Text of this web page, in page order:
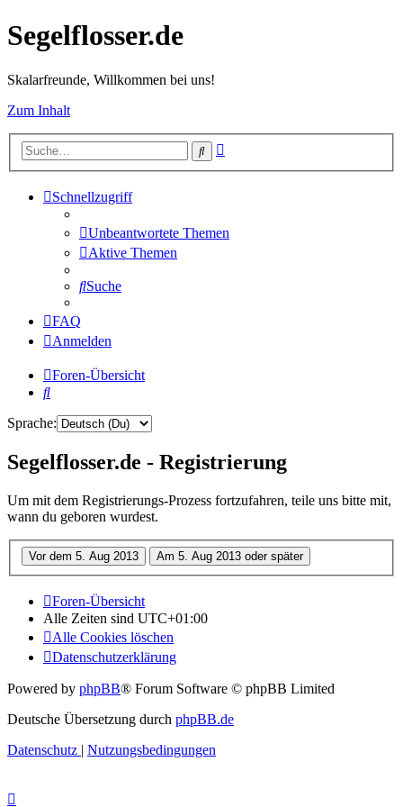
Segelflosser.de
Skalarfreunde, Willkommen bei uns!
Zum Inhalt
Suche
Schnellzugriff
Unbeantwortete Themen
Aktive Themen
Suche
FAQ
Anmelden
Foren-Übersicht
Suche
Sprache:
Segelflosser.de - Registrierung
Um mit dem Registrierungs-Prozess fortzufahren, teile uns bitte mit,
wann du geboren wurdest.
Foren-Übersicht
Alle Zeiten sind UTC+01:00
Alle Cookies löschen
Datenschutzerklärung
Powered by phpBB® Forum Software © phpBB Limited
Deutsche Übersetzung durch phpBB.de
Datenschutz | Nutzungsbedingungen